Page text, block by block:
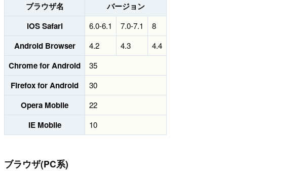
ブラウザ名
バージョン
iOS Safari
6.0-6.1 7.0-7.1 8
Android Browser 4.2 4.3 4.4
Chrome for Android 35
Firefox for Android 30
Opera Mobile 22
IE Mobile 10
ブラウザ(PC系)